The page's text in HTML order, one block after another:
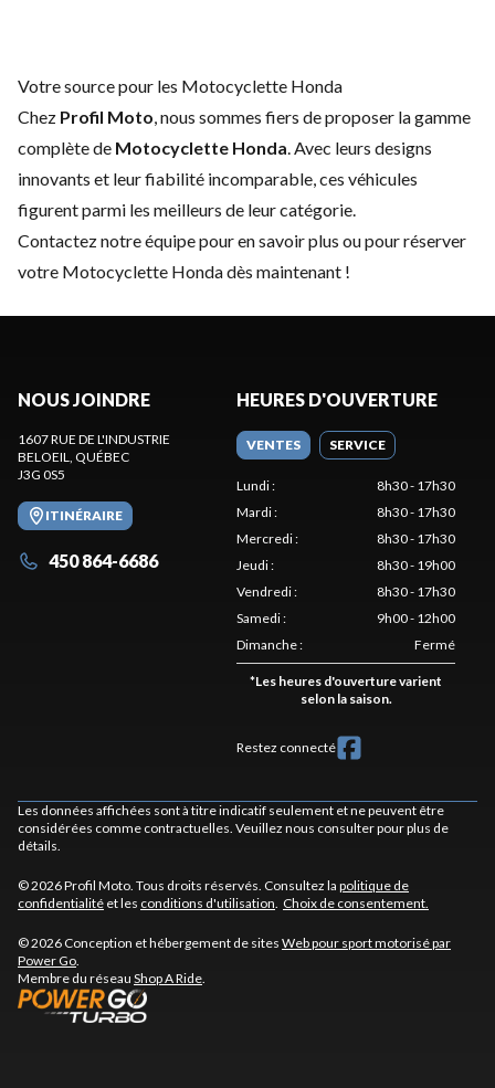
Votre source pour les Motocyclette Honda
Chez Profil Moto, nous sommes fiers de proposer la gamme
complète de Motocyclette Honda. Avec leurs designs
innovants et leur fiabilité incomparable, ces véhicules
figurent parmi les meilleurs de leur catégorie.
Contactez notre équipepour en savoir plus ou pour réserver
votre Motocyclette Honda dès maintenant !
NOUS JOINDRE
1607 RUE DE L'INDUSTRIE
BELOEIL
, QUÉBEC
J3G 0S5
ITINÉRAIRE
450 864-6686
HEURES D'OUVERTURE
VENTES SERVICE
Lundi:
8h30 - 17h30
Mardi:
8h30 - 17h30
Mercredi:
8h30 - 17h30
Jeudi:
8h30 - 19h00
Vendredi:
8h30 - 17h30
Samedi:
9h00 - 12h00
Dimanche: Fermé
*Les heures d'ouverture varient
selon la saison.
Restez connecté
Les données affichées sont à titre indicatif seulement et ne peuvent être
considérées comme contractuelles. Veuillez nous consulter pour plus de
détails.
© 2026 Profil Moto. Tous droits réservés. Consultez la politique de
confidentialité et les conditions d'utilisation Choix de consentement.
© 2026 Conception et hébergement de sites Web pour sport motorisé par
Power Go
Membre du réseau Shop A Ride